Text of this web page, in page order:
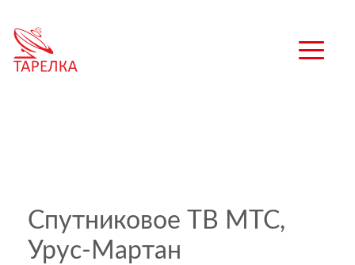
Спутниковое ТВ МТС,
Урус-Мартан